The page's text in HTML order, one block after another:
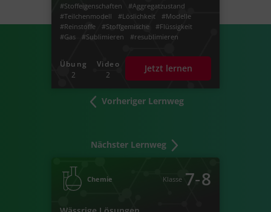
Vorheriger Lernweg
#Stoffeigenschaften
#Aggregatzustand
#Teilchenmodell
#Löslichkeit
#Modelle
#Reinstoffe
#Stoffgemische
#Flüssigkeit
#Gas
#Sublimieren
#resublimieren
#Phasenübergänge
#Dichte
#archimedisches Prinzip
#Prinzip des Archimedes
#Dichteformel
#Auftrieb
#spezifisches Gewicht
#fest
#flüssig
#gasförmig
#Aggregatszustände
Übung
2
Video
2
Jetzt lernen
Nächster Lernweg
Chemie Klasse 7‐8